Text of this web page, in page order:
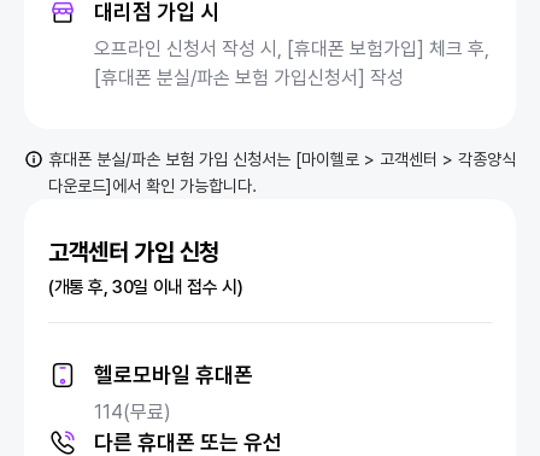
대리점 가입 시
오프라인 신청서 작성 시, [휴대폰 보험가입] 체크 후,
[휴대폰 분실/파손 보험 가입신청서] 작성
휴대폰 분실/파손 보험 가입 신청서는 [마이헬로 > 고객센터 > 각종양식
다운로드]에서 확인 가능합니다.
고객센터 가입 신청
(개통 후, 30일 이내 접수 시)
헬로모바일 휴대폰
114(무료)
다른 휴대폰 또는 유선